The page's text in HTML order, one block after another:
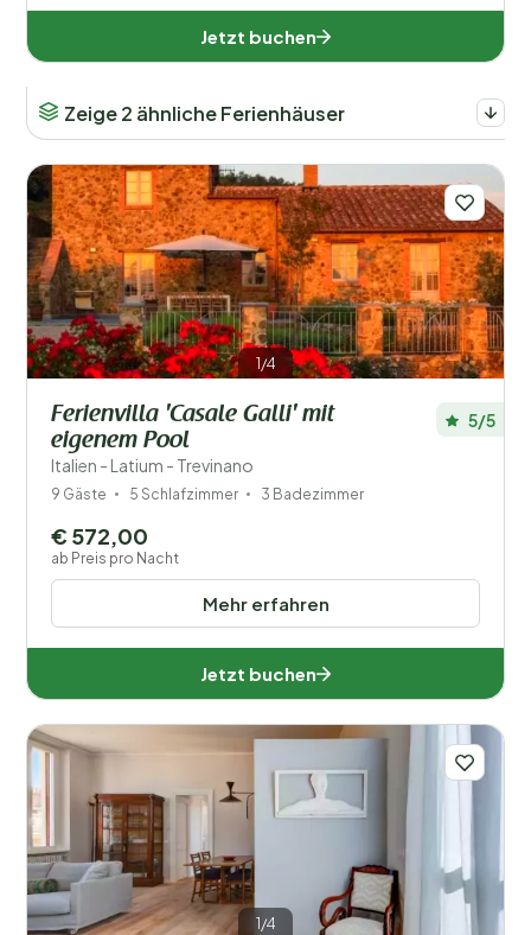
Jetzt buchen
Zeige 2 ähnliche Ferienhäuser
1/4
Ferienvilla 'Casale Galli' mit
eigenem Pool
Italien - Latium - Trevinano
5/5
9 Gäste 5 Schlafzimmer 3 Badezimmer
Mehr erfahren
€ 572,00
ab Preis pro Nacht
Jetzt buchen
1/4